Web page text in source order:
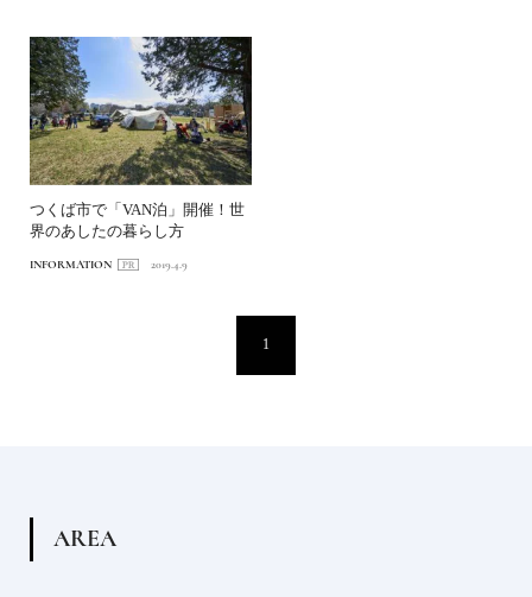
つくば市で「VAN泊」開催！世
界のあしたの暮らし方
INFORMATION 2019.4.9
1
AREA